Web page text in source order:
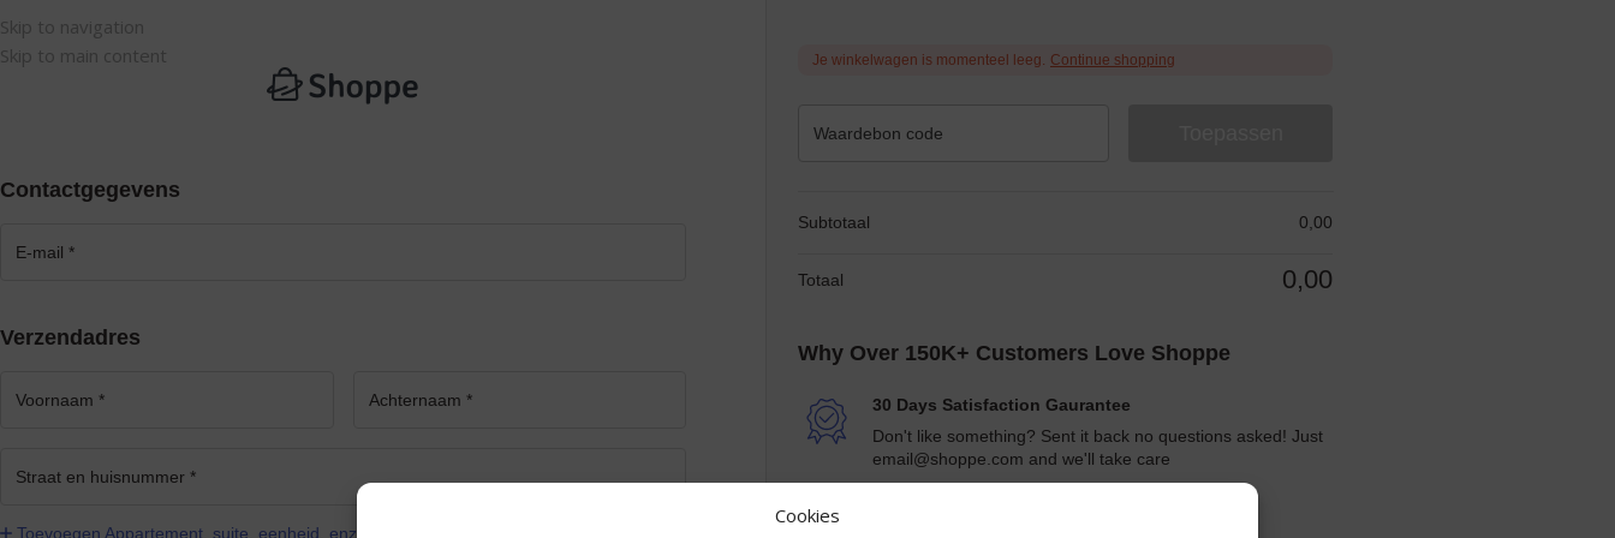
Cookies
Skip to navigation
Skip to main content
Contactgegevens
Verzendadres
Toevoegen Appartement, suite, eenheid, enz.
Je winkelwagen is momenteel leeg. Continue shopping
Subtotaal 0,00
Totaal 0,00
Why Over 150K+ Customers Love Shoppe
30 Days Satisfaction Gaurantee
Don't like something? Sent it back no questions asked! Just
email@shoppe.com and we'll take care